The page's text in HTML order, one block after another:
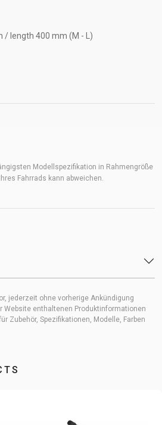
/ length 400 mm (M - L)
Modellspezifikation in Rahmengröße
Fahrrads kann abweichen.
jederzeit ohne vorherige Ankündigung
Website enthaltenen Produktinformationen
Zubehör, Spezifikationen, Modelle, Farben